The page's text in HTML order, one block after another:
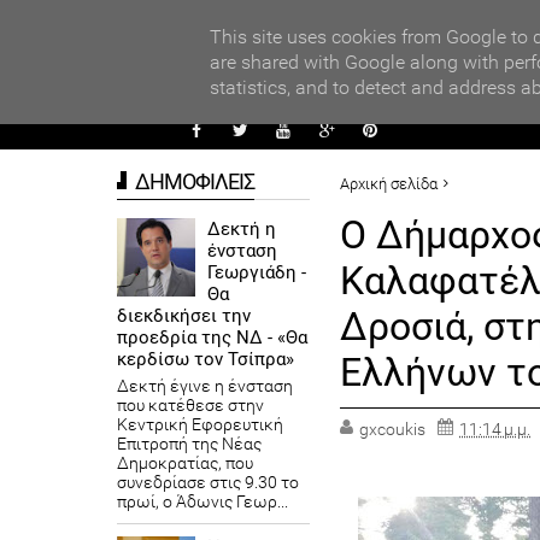
Καψοκόλης
Αρχική σελίδα
ΔΗΜΟΙ
Ο Δήμαρχος Διονύσου
Ελλήνων του Πόντου
Ο
Δροσιά,
Ελλήνων
gxcoukis 11:14 μ.μ.
ΔΗΜΟΦΙΛΕΙΣ
Δεκτή η
ένσταση
Γεωργιάδη -
Θα
διεκδικήσει την
προεδρία της ΝΔ - «Θα
κερδίσω τον Τσίπρα»
Δεκτή έγινε η ένσταση
που κατέθεσε στην
Κεντρική Εφορευτική
Επιτροπή της Νέας
Δημοκρατίας, που
συνεδρίασε στις 9.30 το
πρωί, ο Άδωνις Γεωρ...
This site uses cookies from Google to
are shared with Google along with
statistics, and to detect and address